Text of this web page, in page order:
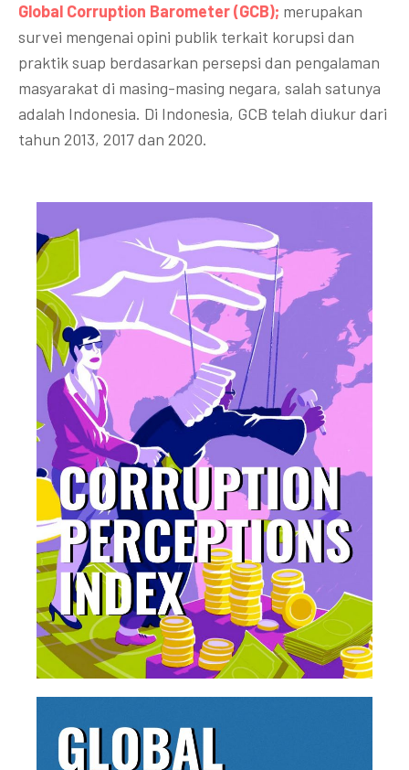
Global Corruption Barometer (GCB); merupakan
survei mengenai opini publik terkait korupsi dan
praktik suap berdasarkan persepsi dan pengalaman
masyarakat di masing-masing negara, salah satunya
adalah Indonesia. Di Indonesia, GCB telah diukur dari
tahun 2013, 2017 dan 2020.